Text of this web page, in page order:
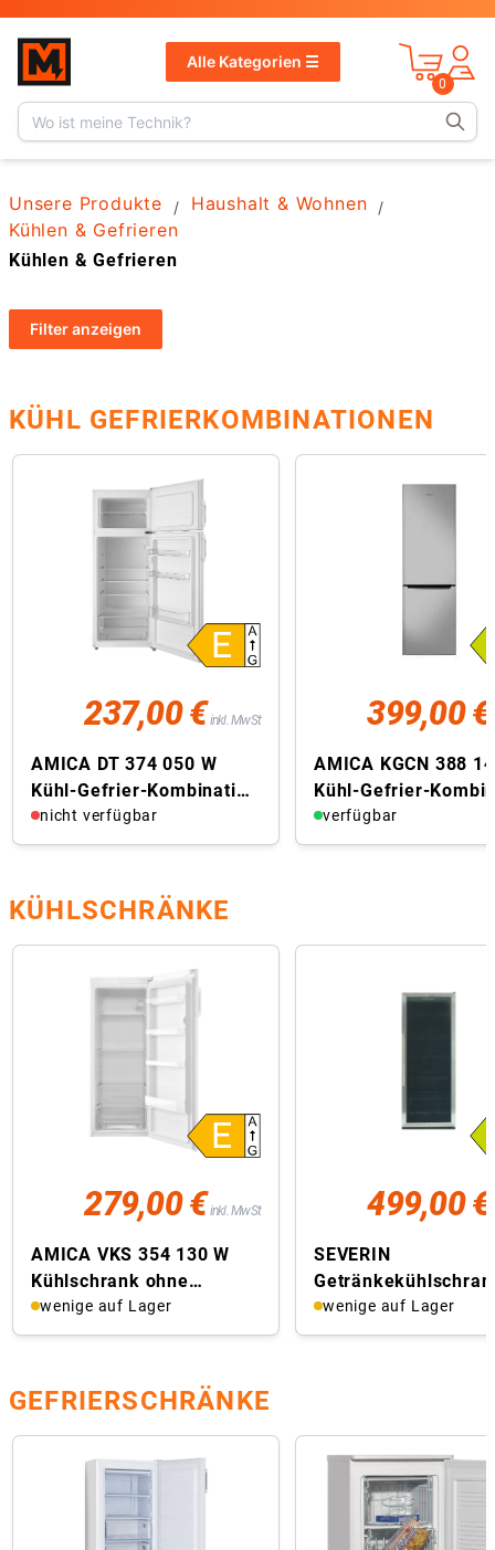
Alle Kategorien ☰
0
Unsere Produkte / Haushalt & Wohnen /
Kühlen & Gefrieren
Kühlen & Gefrieren
Filteranzeigen
KÜHL GEFRIERKOMBINATIONEN
237,00 €inkl. MwSt
AMICA DT 374 050 W
Kühl-Gefrier-Kombination
(freistehend, EEK E, 204 l
...
nicht verfügbar
399,00 €
AMICA KGCN 388
Kühl-Gefrier-
verfügbar
KÜHLSCHRÄNKE
279,00 €inkl. MwSt
AMICA VKS 354 130 W
Kühlschrank ohne
Gefrierfach (freistehend,
EEK E, 230 l ...
wenige auf Lager
499,00 €
SEVERIN
8841
wenige auf Lager
GEFRIERSCHRÄNKE